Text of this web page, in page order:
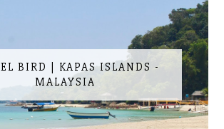
BIRD | KAPAS ISLANDS -
MALAYSIA